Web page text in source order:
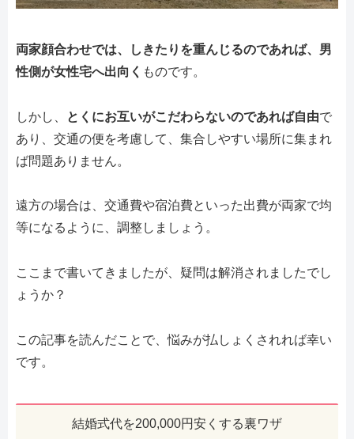
両家顔合わせでは、しきたりを重んじるのであれば、男
性側が女性宅へ出向く ものです。
しかし、 とくにお互いがこだわらないのであれば自由で
あり、交通の便を考慮して、集合しやすい場所に集まれ
ば問題ありません。
遠方の場合は、交通費や宿泊費といった出費が両家で均
等になるように、調整しましょう。
ここまで書いてきましたが、疑問は解消されましたでし
ょうか？
この記事を読んだことで、悩みが払しょくされれば幸い
です。
結婚式代を200,000円安くする裏ワザ